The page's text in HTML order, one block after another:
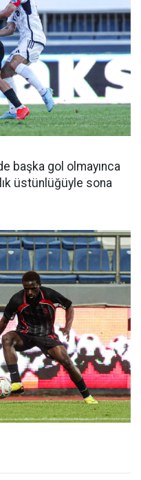
başka gol olmayınca
üstünlüğüyle sona